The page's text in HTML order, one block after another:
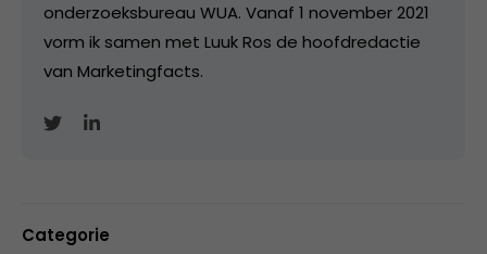
onderzoeksbureau WUA. Vanaf 1 november 2021
vorm ik samen met Luuk Ros de hoofdredactie
van Marketingfacts.
Categorie